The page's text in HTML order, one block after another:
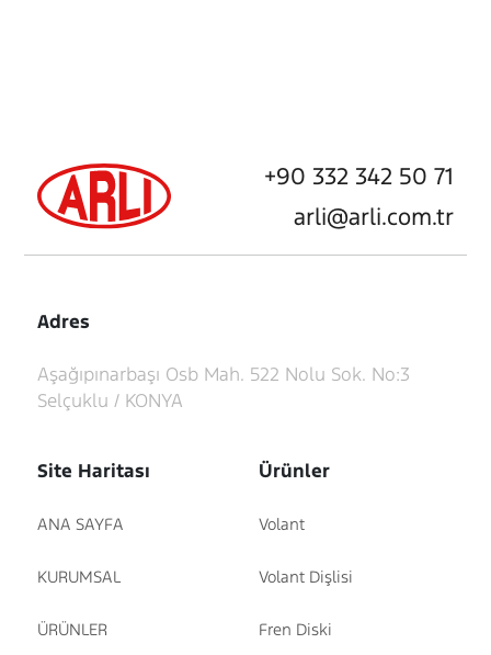
+90 332 342 50 71
arli@arli.com.tr
Adres
Aşağıpınarbaşı Osb Mah. 522 Nolu Sok. No:3
Selçuklu / KONYA
Site Haritası
ANA SAYFA
KURUMSAL
ÜRÜNLER
Ürünler
Volant
Volant Dişlisi
Fren Diski